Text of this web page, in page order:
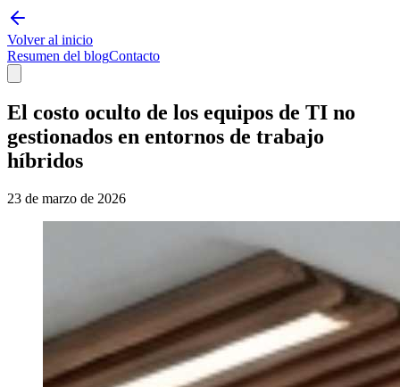
Volver al inicio
Resumen del blogContacto
El costo oculto de los equipos de TI no
gestionados en entornos de trabajo
híbridos
23 de marzo de 2026